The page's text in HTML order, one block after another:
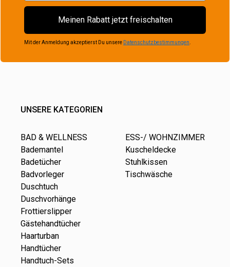
Meinen Rabatt jetzt freischalten
Mit der Anmeldung akzeptierst Du unsere Datenschutzbestimmungen
UNSERE KATEGORIEN
BAD & WELLNESS
Bademantel
Badetücher
Badvorleger
Duschtuch
Duschvorhänge
Frottierslipper
Gästehandtücher
Haarturban
Handtücher
Handtuch-Sets
ESS-/ WOHNZIMMER
Kuscheldecke
Stuhlkissen
Tischwäsche